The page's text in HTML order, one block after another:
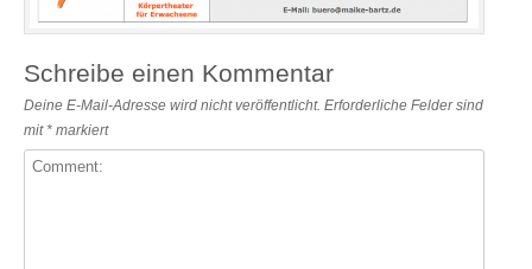
Schreibe einen Kommentar
Deine E-Mail-Adresse wird nicht veröffentlicht. Erforderliche Felder sind
mit * markiert